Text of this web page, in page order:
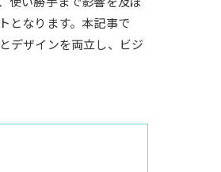
となります。本記事で
デザインを両立し、ビジ